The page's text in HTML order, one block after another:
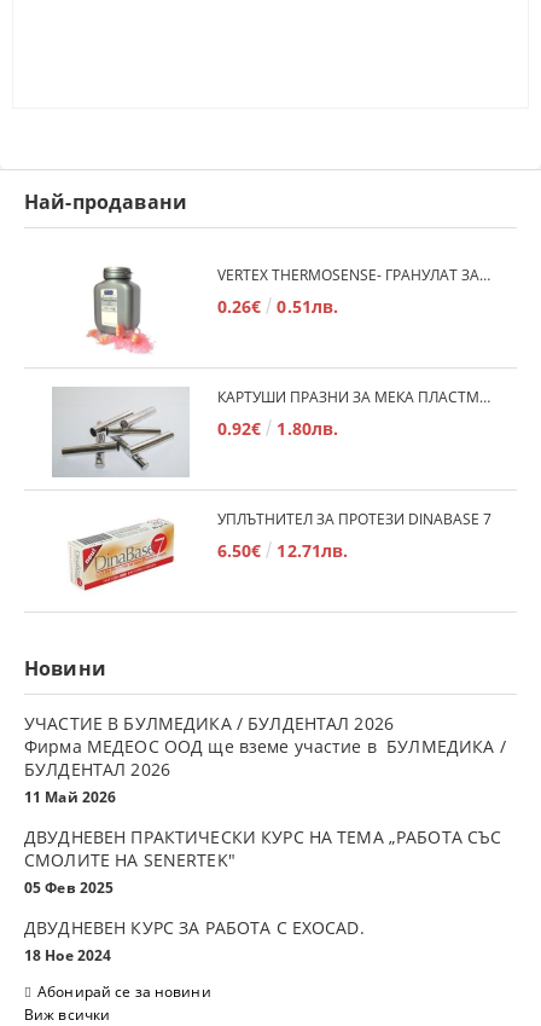
Най-продавани
VERTEX THERMOSENSE- ГРАНУЛАТ ЗА МЕКИ ПРОТЕЗИ
0.26€ 0.51лв.
КАРТУШИ ПРАЗНИ ЗА МЕКА ПЛАСТМАСА
0.92€ 1.80лв.
УПЛЪТНИТЕЛ ЗА ПРОТЕЗИ DINABASE 7
6.50€ 12.71лв.
Новини
УЧАСТИЕ В БУЛМЕДИКА / БУЛДЕНТАЛ 2026
Фирма МЕДЕОС ООД ще вземе участие в БУЛМЕДИКА /
БУЛДЕНТАЛ 2026
11 Май 2026
ДВУДНЕВЕН ПРАКТИЧЕСКИ КУРС НА ТЕМА „РАБОТА СЪС
СМОЛИТЕ НА SENERTEK"
05 Фев 2025
ДВУДНЕВЕН КУРС ЗА РАБОТА С ЕXOCAD.
18 Ное 2024
Абонирай се за новини
Виж всички